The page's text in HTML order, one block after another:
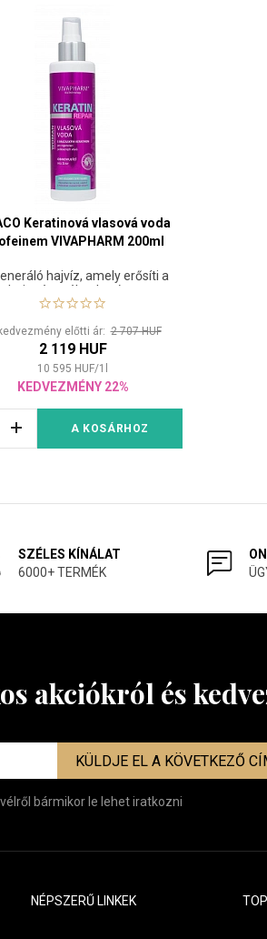
Keratinová vlasová voda
VIVAPHARM 200ml
hajvíz, amely erősíti a
hajat és mélyrehatóan
regenerálja azt.
előtti ár:2 707 HUF
2 119 HUF
10 595 HUF/1
KEDVEZMÉNY 22%
A KOSÁRHOZ
SZÉLES KÍNÁLAT
6000+ TERMÉK
akciókról és
KÜLDJE EL A KÖVETKEZŐ
bármikor le lehet iratkozni
NÉPSZERŰ LINKEK